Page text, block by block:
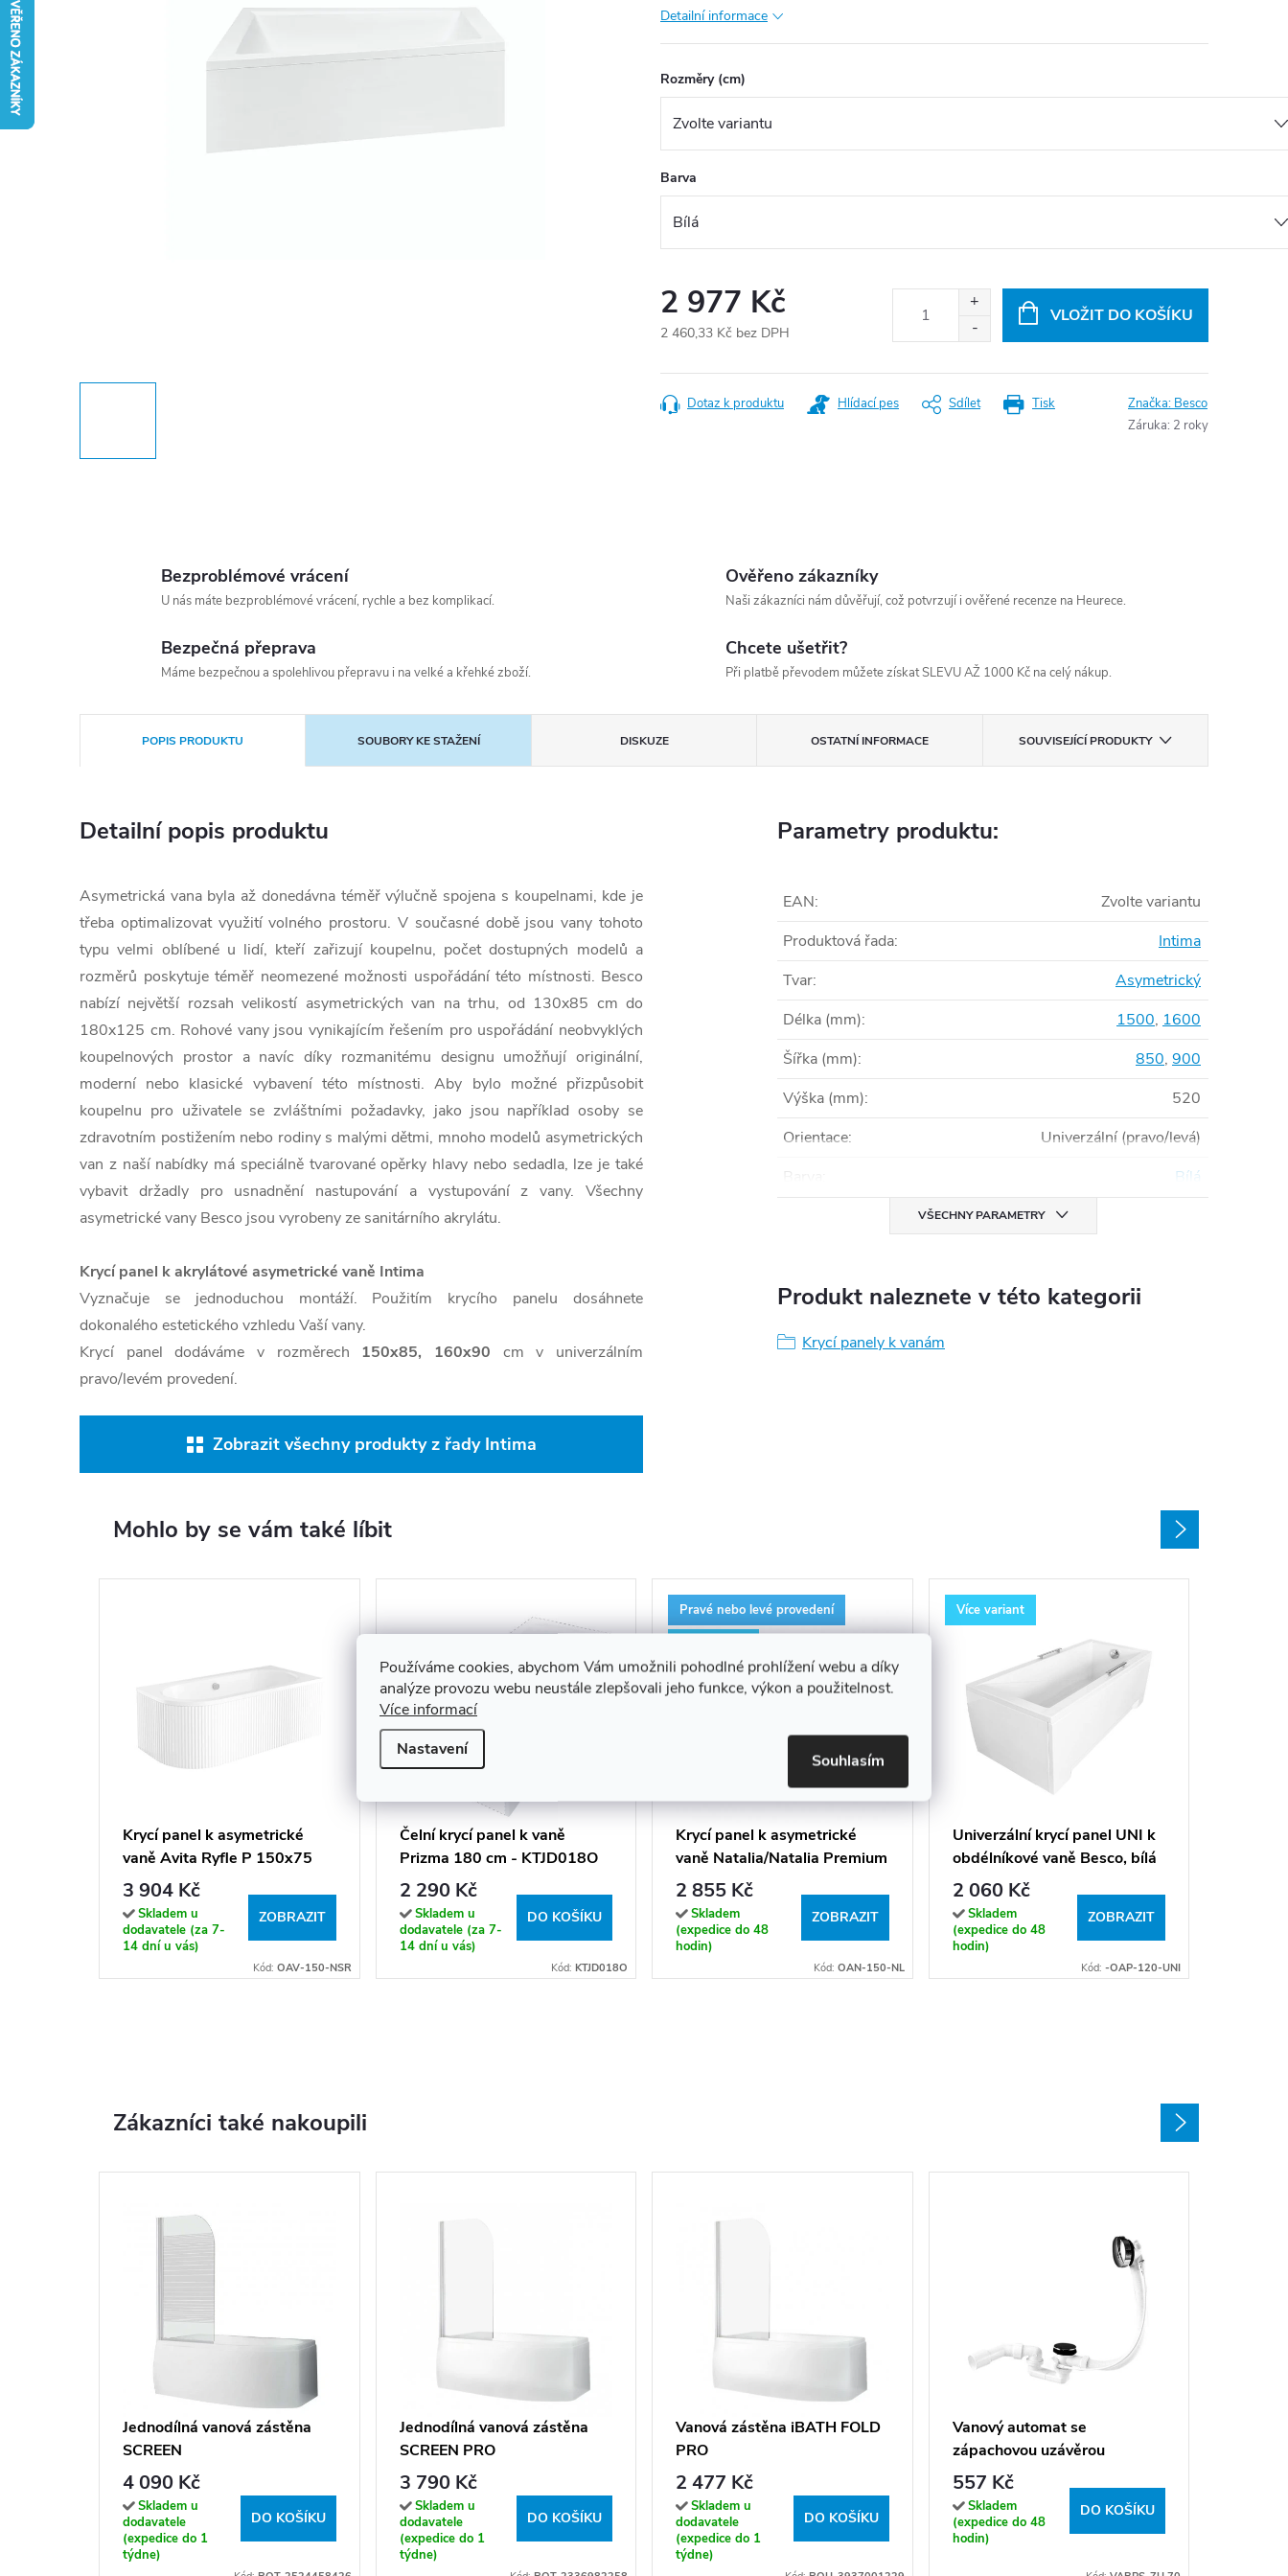
Používáme cookies, abychom Vám umožnili pohodlné prohlížení webu a díky
analýze provozu webu neustále zlepšovali jeho funkce, výkon a použitelnost.
Více informací
Nastavení
Souhlasím
Detailní informace
Rozměry (cm)
Barva
2 977 Kč
2 460,33 Kč bez DPH
cena:
VLOŽIT DO KOŠÍKU
Tisk
Dotaz k produktu Hlídací pes Sdílet Značka: Besco
Záruka: 2 roky
Bezproblémové vrácení
U nás máte bezproblémové vrácení, rychle a bez komplikací.
Ověřeno zákazníky
Naši zákazníci nám důvěřují, což potvrzují i ověřené recenze na Heurece.
Bezpečná přeprava
Máme bezpečnou a spolehlivou přepravu i na velké a křehké zboží.
Chcete ušetřit?
Při platbě převodem můžete získat SLEVU AŽ 1000 Kč na celý nákup.
POPIS PRODUKTU SOUBORY KE STAŽENÍ DISKUZE OSTATNÍ INFORMACE SOUVISEJÍCÍ PRODUKTY
Detailní popis produktu
Asymetrická vana byla až donedávna téměř výlučně spojena s koupelnami, kde je
třeba optimalizovat využití volného prostoru. V současné době jsou vany tohoto
typu velmi oblíbené u lidí, kteří zařizují koupelnu, počet dostupných modelů a
rozměrů poskytuje téměř neomezené možnosti uspořádání této místnosti. Besco
nabízí největší rozsah velikostí asymetrických van na trhu, od 130x85 cm do
180x125 cm. Rohové vany jsou vynikajícím řešením pro uspořádání neobvyklých
koupelnových prostor a navíc díky rozmanitému designu umožňují originální,
moderní nebo klasické vybavení této místnosti. Aby bylo možné přizpůsobit
koupelnu pro uživatele se zvláštními požadavky, jako jsou například osoby se
zdravotním postižením nebo rodiny s malými dětmi, mnoho modelů asymetrických
van z naší nabídky má speciálně tvarované opěrky hlavy nebo sedadla, lze je také
vybavit držadly pro usnadnění nastupování a vystupování z vany. Všechny
asymetrické vany Besco jsou vyrobeny ze sanitárního akrylátu.
Krycí panel k akrylátové asymetrické vaně Intima
Vyznačuje se jednoduchou montáží. Použitím krycího panelu dosáhnete
dokonalého estetického vzhledu Vaší vany.
Krycí panel dodáváme v rozměrech 150x85, 160x90 cm v univerzálním
pravo/levém provedení.
Zobrazit všechny produkty z řady Intima
Parametry produktu:
EAN:
Zvolte variantu
Produktová řada:
Intima
Tvar:
Asymetrický
Délka (mm): 1500, 1600
Šířka (mm): 850, 900
Výška (mm):
520
Orientace:
Univerzální (pravo/levá)
Bílá
VŠECHNY PARAMETRY
Produkt naleznete v této kategorii
Krycí panely k vanám
Mohlo by se vám také líbit
Krycí panel k asymetrické
vaně Avita Ryfle P 150x75
(160x75, 170x75, 180x80),
bílý
3 904 Kč
Skladem u
dodavatele (za 7-
14 dní u vás)
ZOBRAZIT
Kód: OAV-150-NSR
Čelní krycí panel k vaně
Prizma 180 cm - KTJD018O
2 290 Kč
Skladem u
dodavatele (za 7-
14 dní u vás)
DO KOŠÍKU
Kód: KTJD018O
Pravé nebo levé provedení
Krycí panel k asymetrické
vaně Natalia/Natalia Premium
P 150x100, bílý
2 855 Kč
Skladem
(expedice do 48
hodin)
ZOBRAZIT
Kód: OAN-150-NL
Více variant
Univerzální krycí panel UNI k
obdélníkové vaně Besco, bílá
lesk
2 060 Kč
Skladem
(expedice do 48
hodin)
ZOBRAZIT
Kód: -OAP-120-UNI
Zákazníci také nakoupili
Jednodílná vanová zástěna
SCREEN
4 090 Kč
Skladem u
dodavatele
(expedice do 1
týdne)
DO KOŠÍKU
Jednodílná vanová zástěna
SCREEN PRO
3 790 Kč
Skladem u
dodavatele
(expedice do 1
týdne)
DO KOŠÍKU
Vanová zástěna iBATH FOLD
PRO
2 477 Kč
Skladem u
dodavatele
(expedice do 1
týdne)
DO KOŠÍKU
Vanový automat se
zápachovou uzávěrou
VABPS-ZU 70 (ø 52 mm,
přepad 70 cm)
557 Kč
Skladem
(expedice do 48
hodin)
DO KOŠÍKU